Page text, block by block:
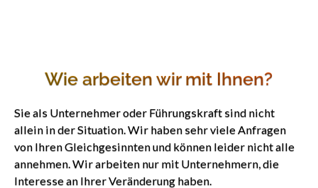
Wie arbeiten wir mit Ihnen?
Sie als Unternehmer oder Führungskraft sind nicht
allein in der Situation. Wir haben sehr viele Anfragen
von Ihren Gleichgesinnten und können leider nicht alle
annehmen. Wir arbeiten nur mit Unternehmern, die
Interesse an Ihrer Veränderung haben.